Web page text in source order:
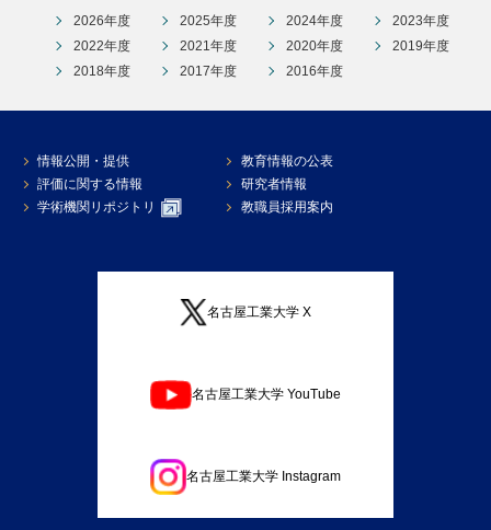
2026年度 2025年度 2024年度
2023年度
2022年度
2021年度 2020年度
2019年度
2018年度
2017年度 2016年度
情報公開・提供
教育情報の公表
評価に関する情報
研究者情報
学術機関リポジトリ
教職員採用案内
名古屋工業大学 X
名古屋工業大学 YouTube
名古屋工業大学 Instagram